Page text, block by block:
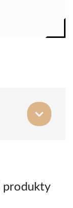
produkty